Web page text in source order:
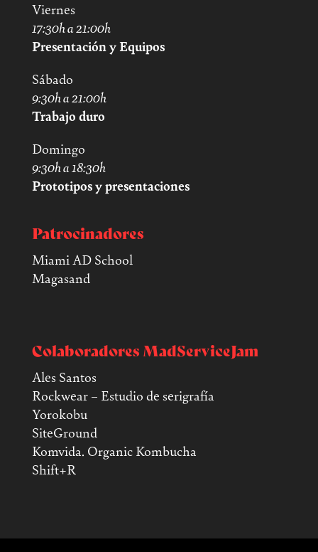
Viernes
17:30h a 21:00h
Presentación y Equipos
Sábado
9:30h a 21:00h
Trabajo duro
Domingo
9:30h a 18:30h
Prototipos y presentaciones
Patrocinadores
Miami AD School
Magasand
Colaboradores MadServiceJam
Ales Santos
Rockwear – Estudio de serigrafía
Yorokobu
SiteGround
Komvida. Organic Kombucha
Shift+R